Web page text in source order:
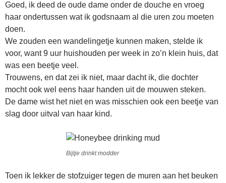
Goed, ik deed de oude dame onder de douche en vroeg
haar ondertussen wat ik godsnaam al die uren zou moeten
doen.
We zouden een wandelingetje kunnen maken, stelde ik
voor, want 9 uur huishouden per week in zo’n klein huis, dat
was een beetje veel.
Trouwens, en dat zei ik niet, maar dacht ik, die dochter
mocht ook wel eens haar handen uit de mouwen steken.
De dame wist het niet en was misschien ook een beetje van
slag door uitval van haar kind.
Bijtje drinkt modder
Toen ik lekker de stofzuiger tegen de muren aan het beuken